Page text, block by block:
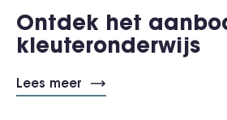
Ontdek het
kleuteronderwijs
Lees meer